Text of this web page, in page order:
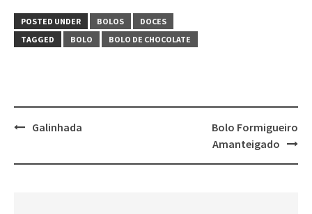
POSTED UNDER BOLOS
DOCES
TAGGED
BOLO BOLO DE CHOCOLATE
PostGalinhada
Bolo Formigueiro
Amanteigado